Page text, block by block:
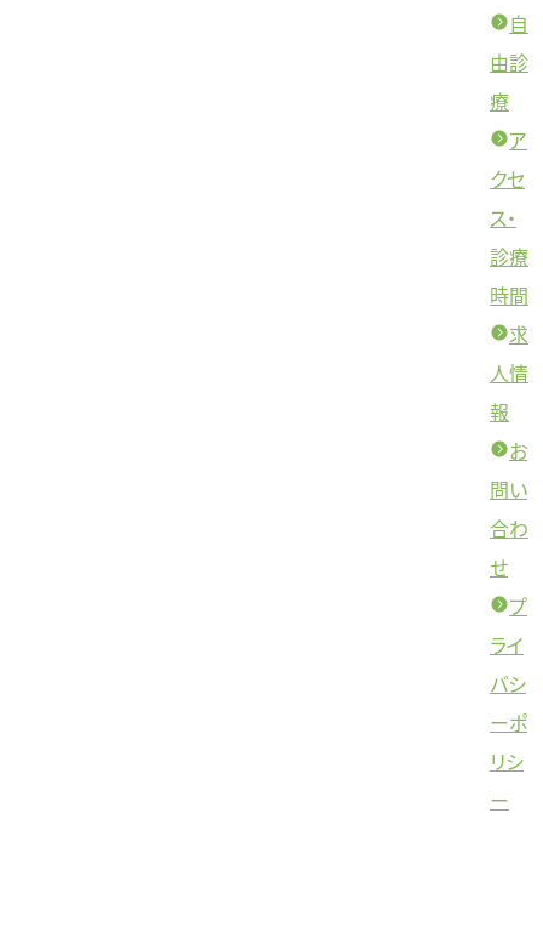
自
由診
療
ア
クセ
ス・
診療
時間
求
人情
報
お
問い
合わ
せ
プ
ライ
バシ
ーポ
リシ
ー